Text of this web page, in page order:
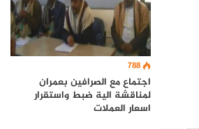
788
اجتماع مع الصرافين بعمران
لمناقشة الية ضبط واستقرار
اسعار العملات